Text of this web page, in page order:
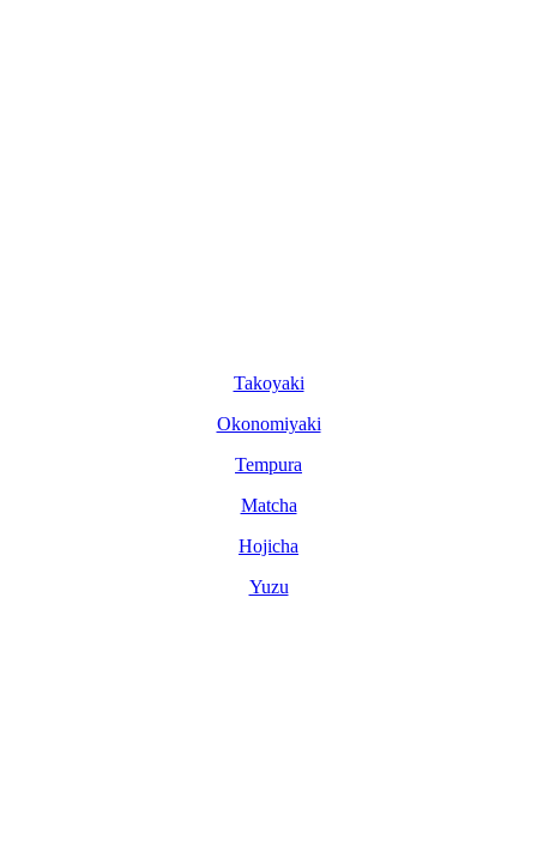
Tako­yaki
Okonomi­yaki
Tem­pura
Matcha
Hoji­cha
Yuzu